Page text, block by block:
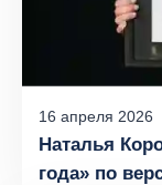
16 апреля 2026
Наталья
года» по